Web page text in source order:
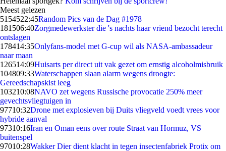
Meest gelezen
5154522:45Random Pics van de Dag #1978
181506:40Zorgmedewerkster die 's nachts haar vriend bezocht terecht
ontslagen
178414:35Onlyfans-model met G-cup wil als NASA-ambassadeur
naar maan
126514:09Huisarts per direct uit vak gezet om ernstig alcoholmisbruik
104809:33Waterschappen slaan alarm wegens droogte:
Gereedschapskist leeg
103210:08NAVO zet wegens Russische provocatie 250% meer
gevechtsvliegtuigen in
97710:32Drone met explosieven bij Duits vliegveld voedt vrees voor
hybride aanval
97310:16Iran en Oman eens over route Straat van Hormuz, VS
buitenspel
97010:28Wakker Dier dient klacht in tegen insectenfabriek Protix om